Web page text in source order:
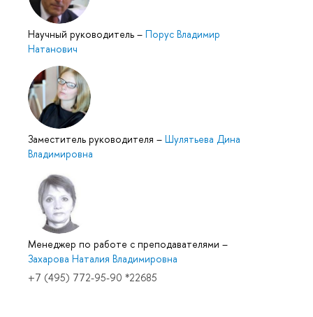
Научный руководитель – Порус Владимир
Натанович
Заместитель руководителя – Шулятьева Дина
Владимировна
Менеджер по работе с преподавателями –
Захарова Наталия Владимировна
+7 (495) 772-95-90 *22685